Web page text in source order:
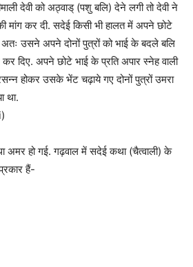
देवी को अठ्वाड् (पशु बलि) देने लगी तो देवी ने
मांग कर दी. सदेई किसी भी हालत में अपने छोटे
अतः उसने अपने दोनों पुत्रों को भाई के बदले बलि
दिए. अपने छोटे भाई के प्रति अपार स्नेह वाली
होकर उसके भेंट चढ़ाये गए दोनों पुत्रों उमरा
था.
अमर हो गई. गढ़वाल में सदेई कथा (चैत्वाली) के
हैं-